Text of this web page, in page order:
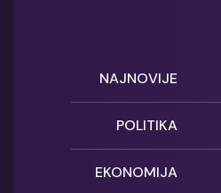
NAJNOVIJE
POLITIKA
EKONOMIJA